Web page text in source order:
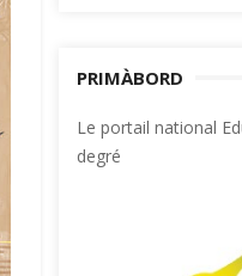
PRIMÀBORD
Le portail national
degré